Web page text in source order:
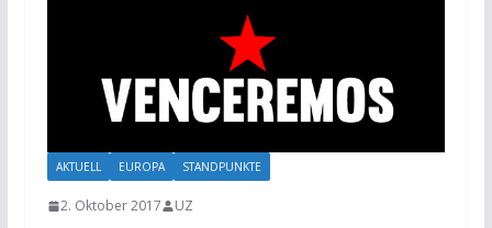
AKTUELL EUROPA STANDPUNKTE
2. Oktober 2017 UZ